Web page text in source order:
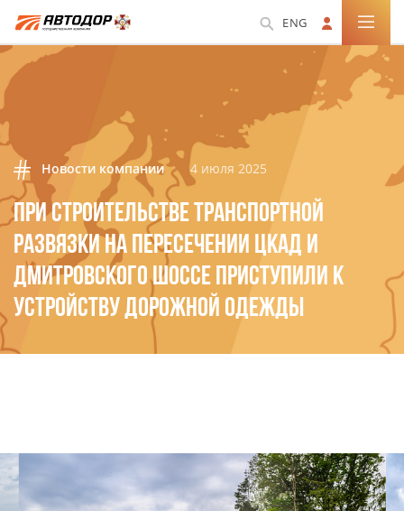
ENG
Новости компании 4 июля 2025
ПРИ СТРОИТЕЛЬСТВЕ ТРАНСПОРТНОЙ
РАЗВЯЗКИ НА ПЕРЕСЕЧЕНИИ ЦКАД И
ДМИТРОВСКОГО ШОССЕ ПРИСТУПИЛИ К
УСТРОЙСТВУ ДОРОЖНОЙ ОДЕЖДЫ